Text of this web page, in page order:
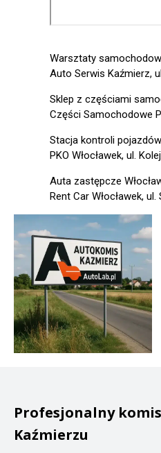
Warsztaty
Auto Serwis Kaźmierz,
Sklep z częściami
Części Samochodowe
Stacja kontroli pojazdów
PKO Włocławek, ul.
Auta zastępcze
Rent Car Włocławek,
Profesjonalny
Kaźmierzu